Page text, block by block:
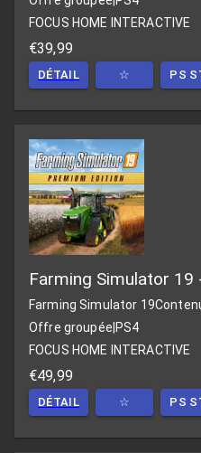
FOCUS HOME INTERACTIVE
€39,99
DÉTAIL ☆ PS
Farming Simulator 19
Farming Simulator 19
Offre groupée PS4
FOCUS HOME INTERACTIVE
€49,99
DÉTAIL ☆ PS